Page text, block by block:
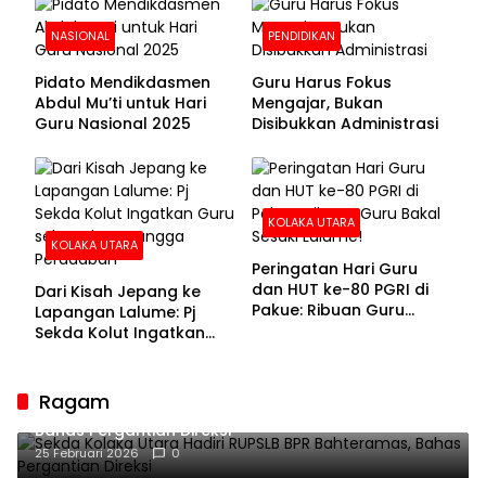
NASIONAL
Pidato Mendikdasmen
Abdul Mu’ti untuk Hari
Guru Nasional 2025
PENDIDIKAN
Guru Harus Fokus
Mengajar, Bukan
Disibukkan Administrasi
KOLAKA UTARA
Dari Kisah Jepang ke
Lapangan Lalume: Pj
Sekda Kolut Ingatkan
KOLAKA UTARA
Peringatan Hari Guru
dan HUT ke-80 PGRI di
Pakue: Ribuan Guru
Ragam
Sekda Kolaka Utara Hadiri RUPSLB BPR Bahteramas,
Bahas Pergantian Direksi
25 Februari 2026 0